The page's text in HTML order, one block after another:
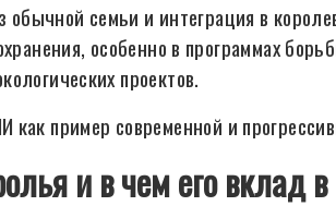
обычной семьи и интеграция в
особенно в программах
проектов.
как пример современной и
и в чем его вклад в